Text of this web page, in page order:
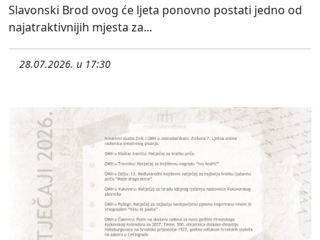
Slavonski Brod ovog će ljeta ponovno postati jedno od
najatraktivnijih mjesta za...
28.07.2026. u 17:30